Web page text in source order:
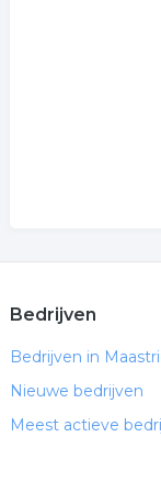
Bedrijven
Bedrijven in
Nieuwe bedrijven
Meest actieve